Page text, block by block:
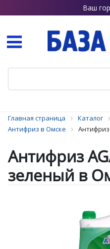
Ваш
Главная страница Каталог
Антифриз в Омске
Антифриз
Антифриз
зеленый в